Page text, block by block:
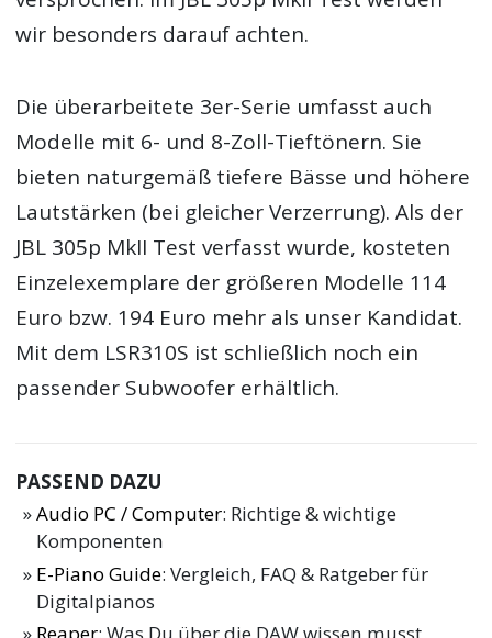
wir besonders darauf achten.
Die überarbeitete 3er-Serie umfasst auch
Modelle mit 6- und 8-Zoll-Tieftönern. Sie
bieten naturgemäß tiefere Bässe und höhere
Lautstärken (bei gleicher Verzerrung). Als der
JBL 305p MkII Test verfasst wurde, kosteten
Einzelexemplare der größeren Modelle 114
Euro bzw. 194 Euro mehr als unser Kandidat.
Mit dem LSR310S ist schließlich noch ein
passender Subwoofer erhältlich.
PASSEND DAZU
Audio PC / Computer: Richtige & wichtige
Komponenten
E-Piano Guide: Vergleich, FAQ & Ratgeber für
Digitalpianos